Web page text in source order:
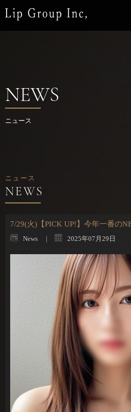
NEWS
ニュース
ニュース
7/29(火)【PICK UP!】今年一番の
News 2025年07月29日